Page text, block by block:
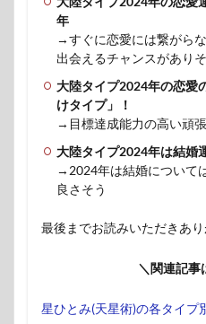
年
→すぐに恋愛には繋がら
出会えるチャンスがあり
大陸タイプ2024年の恋愛
けタイプ」！
→目標達成能力の高い頑
大陸タイプ2024年は結婚
→2024年は結婚について
良さそう
最後までお読みいただきあり
＼関連記事
星ひとみ(天星術)の各タイプ